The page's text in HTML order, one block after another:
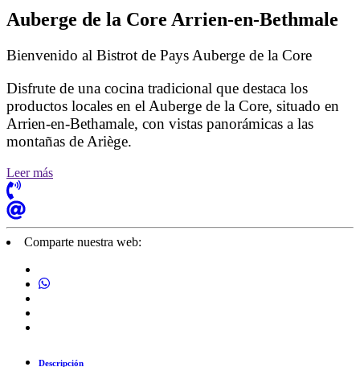
Auberge de la Core Arrien-en-Bethmale
Bienvenido al Bistrot de Pays Auberge de la Core
Disfrute de una cocina tradicional que destaca los
productos locales en el Auberge de la Core, situado en
Arrien-en-Bethamale, con vistas panorámicas a las
montañas de Ariège.
Leer más
Comparte nuestra web:
Descripción